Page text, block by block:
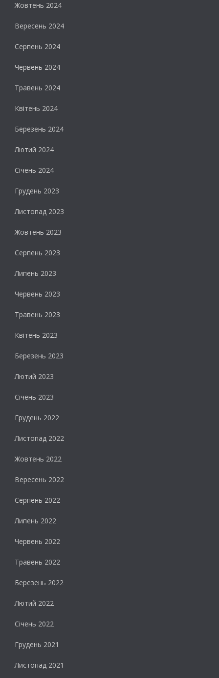
Жовтень 2024
Вересень 2024
Серпень 2024
Червень 2024
Травень 2024
Квітень 2024
Березень 2024
Лютий 2024
Січень 2024
Грудень 2023
Листопад 2023
Жовтень 2023
Серпень 2023
Липень 2023
Червень 2023
Травень 2023
Квітень 2023
Березень 2023
Лютий 2023
Січень 2023
Грудень 2022
Листопад 2022
Жовтень 2022
Вересень 2022
Серпень 2022
Липень 2022
Червень 2022
Травень 2022
Березень 2022
Лютий 2022
Січень 2022
Грудень 2021
Листопад 2021